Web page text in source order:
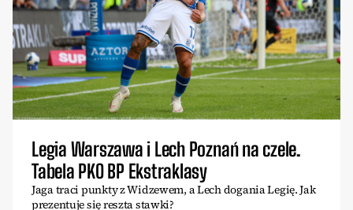
Legia Warszawa i Lech Poznań na czele.
Tabela PKO BP Ekstraklasy
Jaga traci punkty z Widzewem, a Lech dogania Legię. Jak
prezentuje się reszta stawki?